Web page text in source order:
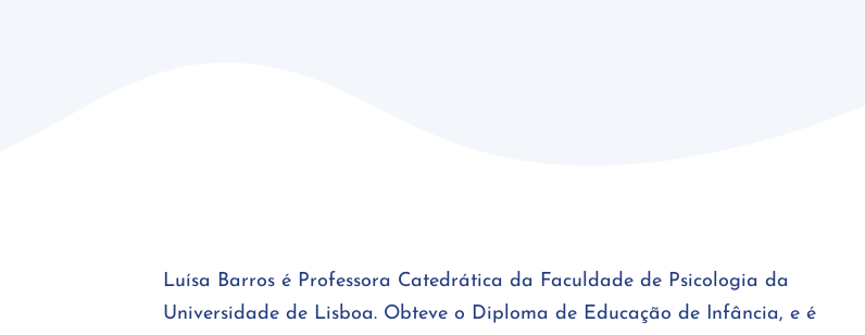
Luísa Barros é Professora Catedrática da Faculdade de Psicologia da
Universidade de Lisboa. Obteve o Diploma de Educação de Infância, e é